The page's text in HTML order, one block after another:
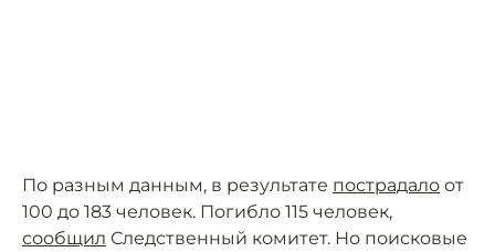
По разным данным, в результате пострадало от
100 до 183 человек. Погибло 115 человек,
сообщил Следственный комитет. Но поисковые